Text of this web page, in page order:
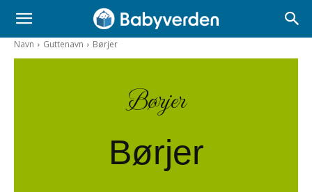
Navn Guttenavn Børjer
Børjer
Børjer